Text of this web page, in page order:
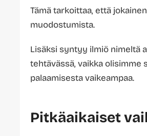
Tämä tarkoittaa, että
muodostumista.
Lisäksi syntyy ilmiö nimeltä
tehtävässä, vaikka olisimme
palaamisesta vaikeampaa.
Pitkäaikaiset